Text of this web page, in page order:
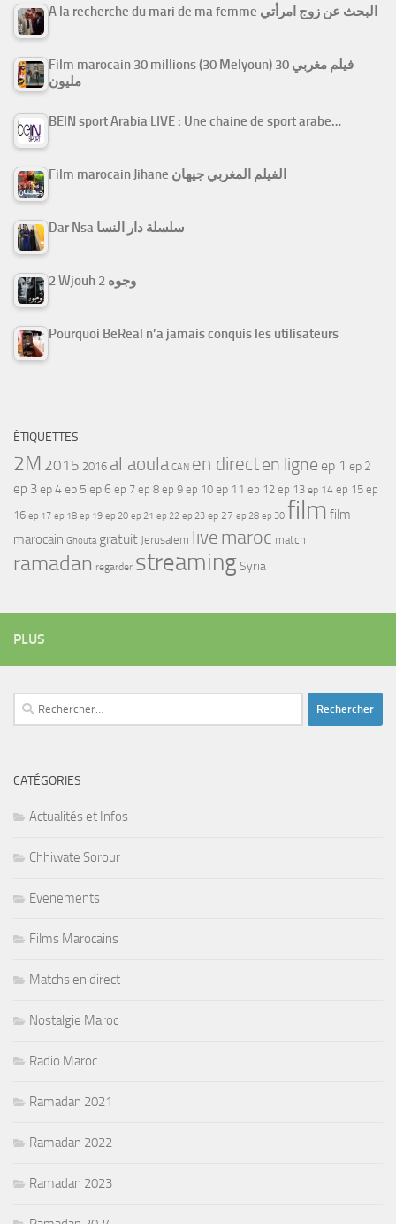
A la recherche du mari de ma femme البحث عن زوج امرأتي
Film marocain 30 millions (30 Melyoun) فيلم مغربي 30
مليون
BEIN sport Arabia LIVE : Une chaine de sport arabe…
Film marocain Jihane الفيلم المغربي جيهان
Dar Nsa سلسلة دار النسا
2 Wjouh 2 وجوه
Pourquoi BeReal n’a jamais conquis les utilisateurs
ÉTIQUETTES
2M 2015 2016 al aoula CAN en directen ligne ep 1 ep 2
ep 3ep 4ep 5 ep 6 ep 7 ep 8 ep 9 ep 10 ep 11 ep 12 ep 13 ep 14 ep 15 ep
16 ep 17 ep 18 ep 19 ep 20 ep 21 ep 22 ep 23 ep 27 ep 28 ep 30 film film
marocain Ghouta gratuit Jerusalem live maroc match
ramadan regarder streamingSyria
PLUS
Rechercher :
CATÉGORIES
Actualités et Infos
Chhiwate Sorour
Evenements
Films Marocains
Matchs en direct
Nostalgie Maroc
Radio Maroc
Ramadan 2021
Ramadan 2022
Ramadan 2023